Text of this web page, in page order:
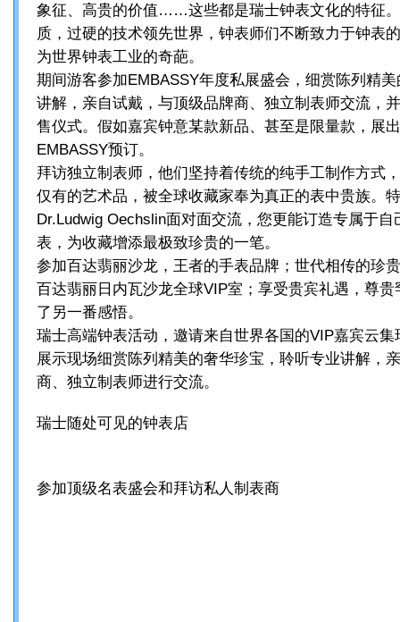
象征、高贵的价值……这些都是瑞士钟表文化的特征
质，过硬的技术领先世界，钟表师们不断致力于钟表
为世界钟表工业的奇葩。
期间游客参加EMBASSY年度私展盛会，细赏陈列精
讲解，亲自试戴，与顶级品牌商、独立制表师交流，
售仪式。假如嘉宾钟意某款新品、甚至是限量款，展
EMBASSY预订。
拜访独立制表师，他们坚持着传统的纯手工制作方式
仅有的艺术品，被全球收藏家奉为真正的表中贵族。
Dr.Ludwig Oechslin面对面交流，您更能订造专属于
表，为收藏增添最极致珍贵的一笔。
参加百达翡丽沙龙，王者的手表品牌；世代相传的珍
百达翡丽日内瓦沙龙全球VIP室；享受贵宾礼遇，尊
了另一番感悟。
瑞士高端钟表活动，邀请来自世界各国的VIP嘉宾云
展示现场细赏陈列精美的奢华珍宝，聆听专业讲解，
商、独立制表师进行交流。
瑞士随处可见的钟表店
参加顶级名表盛会和拜访私人制表商